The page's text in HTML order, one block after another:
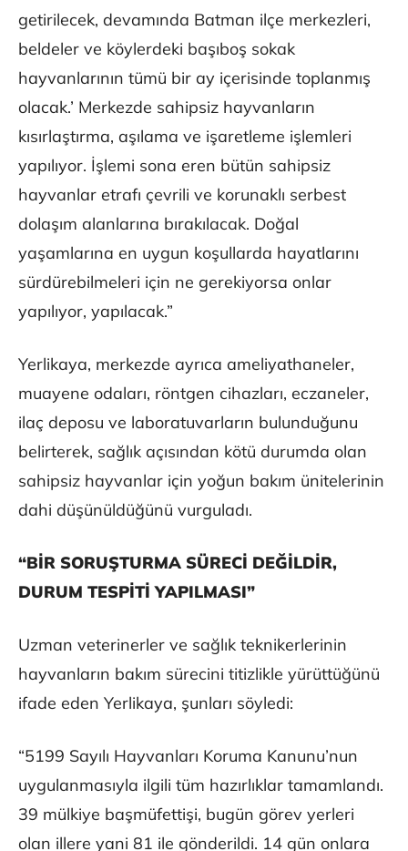
getirilecek, devamında Batman ilçe merkezleri,
beldeler ve köylerdeki başıboş sokak
hayvanlarının tümü bir ay içerisinde toplanmış
olacak.’ Merkezde sahipsiz hayvanların
kısırlaştırma, aşılama ve işaretleme işlemleri
yapılıyor. İşlemi sona eren bütün sahipsiz
hayvanlar etrafı çevrili ve korunaklı serbest
dolaşım alanlarına bırakılacak. Doğal
yaşamlarına en uygun koşullarda hayatlarını
sürdürebilmeleri için ne gerekiyorsa onlar
yapılıyor, yapılacak.”
Yerlikaya, merkezde ayrıca ameliyathaneler,
muayene odaları, röntgen cihazları, eczaneler,
ilaç deposu ve laboratuvarların bulunduğunu
belirterek, sağlık açısından kötü durumda olan
sahipsiz hayvanlar için yoğun bakım ünitelerinin
dahi düşünüldüğünü vurguladı.
“BİR SORUŞTURMA SÜRECİ DEĞİLDİR,
DURUM TESPİTİ YAPILMASI”
Uzman veterinerler ve sağlık teknikerlerinin
hayvanların bakım sürecini titizlikle yürüttüğünü
ifade eden Yerlikaya, şunları söyledi:
“5199 Sayılı Hayvanları Koruma Kanunu’nun
uygulanmasıyla ilgili tüm hazırlıklar tamamlandı.
39 mülkiye başmüfettişi, bugün görev yerleri
olan illere yani 81 ile gönderildi. 14 gün onlara